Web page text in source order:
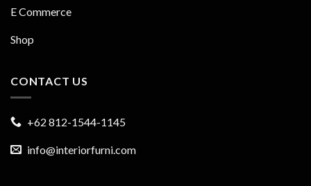
E Commerce
Shop
CONTACT US
+62 812-1544-1145
info@interiorfurni.com